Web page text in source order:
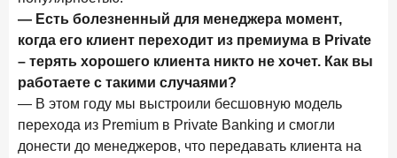
Frank Data. Ипотека Поделиться
29 декабря 2025 года
Четких целей в 2026-м и качественных «лошадей»!
25 декабря 2025 года
Ипотека. Итоги ноября 2025 года
— Есть болезненный для менеджера момент,
когда его клиент переходит из премиума в Private
– терять хорошего клиента никто не хочет. Как вы
работаете с такими случаями?
— В этом году мы выстроили бесшовную модель
перехода из Premium в Private Banking и смогли
донести до менеджеров, что передавать клиента на